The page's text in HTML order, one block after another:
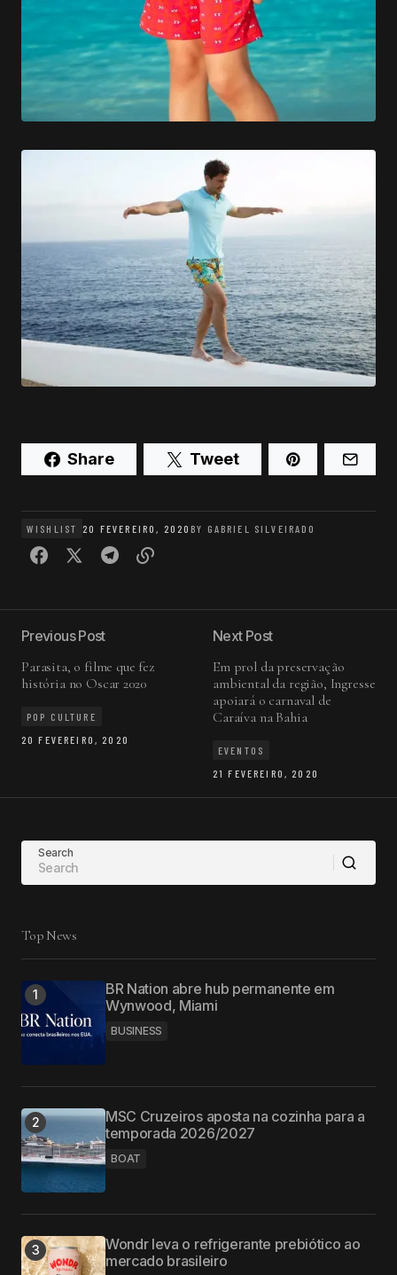
Share Tweet
WISHLIST 20 FEVEREIRO, 2020BY GABRIEL SILVEIRADO
Previous Post
Parasita, o filme que fez
história no Oscar 2020
POP CULTURE
20 FEVEREIRO, 2020
Next Post
Em prol da preservação
ambiental da região, Ingresse
apoiará o carnaval de
Caraíva na Bahia
EVENTOS
21 FEVEREIRO, 2020
Search
Top News
BR Nation abre hub permanente em
Wynwood, Miami
BUSINESS
MSC Cruzeiros aposta na cozinha para a
temporada 2026/2027
BOAT
Wondr leva o refrigerante prebiótico ao
mercado brasileiro